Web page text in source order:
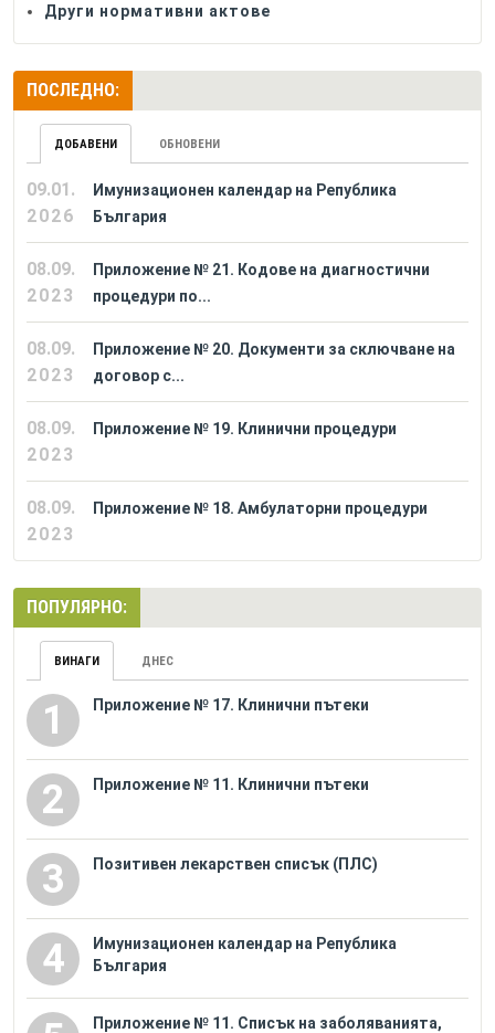
Други нормативни актове
ПОСЛЕДНО:
ДОБАВЕНИ ОБНОВЕНИ
09.01.
2026
Имунизационен календар на Република
България
08.09.
2023
Приложение № 21. Кодове на диагностични
процедури по...
08.09.
2023
Приложение № 20. Документи за сключване на
договор с...
08.09.
2023
Приложение № 19. Клинични процедури
08.09.
2023
Приложение № 18. Амбулаторни процедури
ПОПУЛЯРНО:
ВИНАГИ ДНЕС
1 Приложение № 17. Клинични пътеки
2 Приложение № 11. Клинични пътеки
3 Позитивен лекарствен списък (ПЛС)
4
Имунизационен календар на Република
България
Приложение № 11. Списък на заболяванията,